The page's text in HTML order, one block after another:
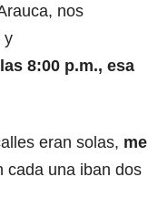
nos
y
8:00 p.m., esa
eran solas, me
cada una iban dos